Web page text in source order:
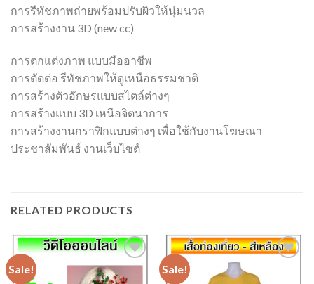
การรีทัชภาพถ่ายพร้อมปรับผิวให้นุ่มนวล
การสร้างงาน 3D (new cc)
การตกแต่งภาพ แบบมืออาชีพ
การตัดต่อ รีทัชภาพให้ดูเหนือธรรมชาติ
การสร้างตัวอักษรแบบสไตล์ต่างๆ
การสร้างแบบ 3D เหนือจิตนาการ
การสร้างงานกราฟิกแบบต่างๆ เพื่อใช้กับงานโฆษณา
ประชาสัมพันธ์ งานเว็บไซต์
RELATED PRODUCTS
Sale!
Add to
Wishlist
Sale!